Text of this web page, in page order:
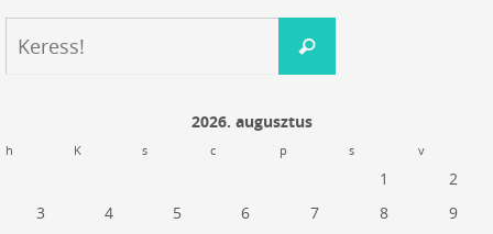
Keress!
2026. augusztus
h K s c p s v
1
2
3
4 5 6 7 8
9